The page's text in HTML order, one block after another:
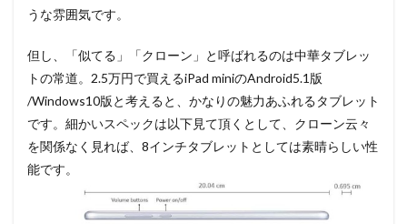
うな雰囲気です。
但し、「似てる」「クローン」と呼ばれるのは中華タブレッ
トの常道。2.5万円で買えるiPad miniのAndroid5.1版
/Windows10版と考えると、かなりの魅力あふれるタブレット
です。細かいスペックは以下見て頂くとして、クローン云々
を関係なく見れば、8インチタブレットとしては素晴らしい性
能です。